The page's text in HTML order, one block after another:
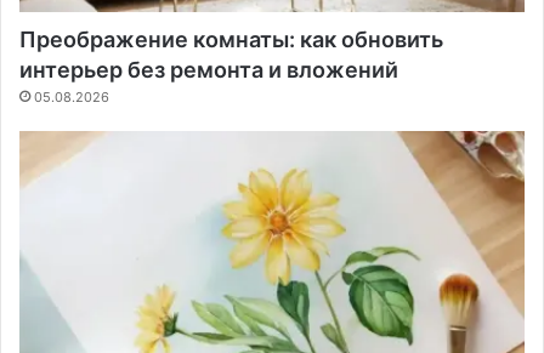
Преображение комнаты: как обновить
интерьер без ремонта и вложений
05.08.2026